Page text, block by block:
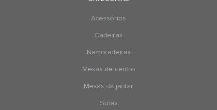
Acessórios
Cadeiras
Namoradeiras
Mesas de centro
Mesas da jantar
Sofás